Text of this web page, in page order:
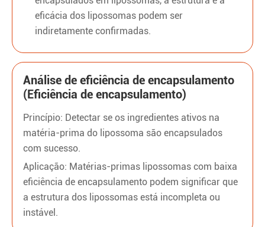
eficácia dos lipossomas podem ser
indiretamente confirmadas.
Análise de eficiência de encapsulamento
(Eficiência de encapsulamento)
Princípio: Detectar se os ingredientes ativos na
matéria-prima do lipossoma são encapsulados
com sucesso.
Aplicação: Matérias-primas lipossomas com baixa
eficiência de encapsulamento podem significar que
a estrutura dos lipossomas está incompleta ou
instável.